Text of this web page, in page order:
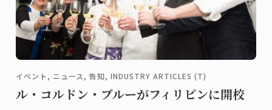
イベント, ニュース, 告知, INDUSTRY ARTICLES (T)
ル・コルドン・ブルーがフィリピンに開校